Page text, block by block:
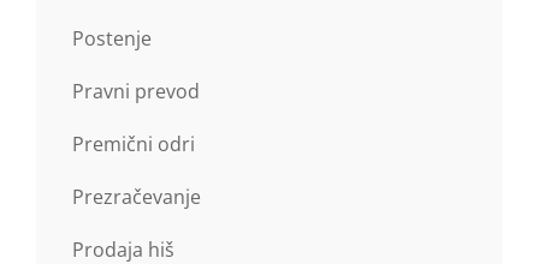
Postenje
Pravni prevod
Premični odri
Prezračevanje
Prodaja hiš